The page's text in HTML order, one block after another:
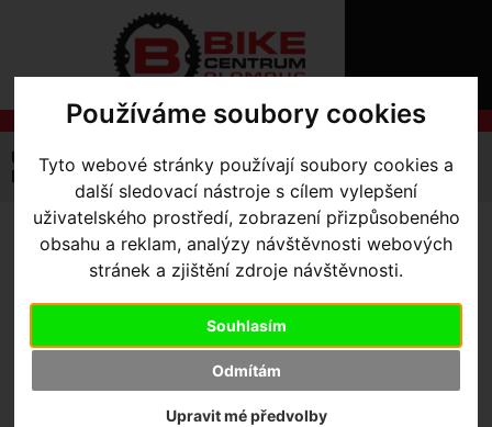
Používáme soubory cookies
Tyto webové stránky používají soubory cookies a
další sledovací nástroje s cílem vylepšení
uživatelského prostředí, zobrazení přizpůsobeného
obsahu a reklam, analýzy návštěvnosti webových
stránek a zjištění zdroje návštěvnosti.
Souhlasím
Odmítám
Upravit mé předvolby
NÁSO
NÁKUPU
SLUŽBY
ZTRATILI
Úvodní strana Výbava pro jezdce
Helmy
Příslušenství
vycpávky Ambush Comp Pad Set
VYCPÁVKY AMBUSH COMP
Specialized
Kód výrobce:
60517-3005
Ano, v Olomouci